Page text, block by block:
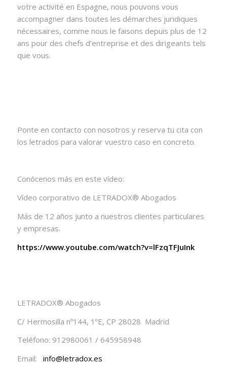
votre activité en Espagne, nous pouvons vous
accompagner dans toutes les démarches juridiques
nécessaires, comme nous le faisons depuis plus de 12
ans pour des chefs d’entreprise et des dirigeants tels
que vous.
Ponte en contacto con nosotros y reserva tu cita con
los letrados para valorar vuestro caso en concreto.
Conócenos más en este vídeo:
Vídeo corporativo de LETRADOX® Abogados
Más de 12 años junto a nuestros clientes particulares
y empresas.
https://www.youtube.com/watch?v=lFzqTFJuInk
LETRADOX® Abogados
C/ Hermosilla nº144, 1ºE, CP 28028 Madrid
Teléfono: 912980061 / 645958948
Email: info@letradox.es